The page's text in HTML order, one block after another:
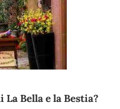
Bella e la Bestia?